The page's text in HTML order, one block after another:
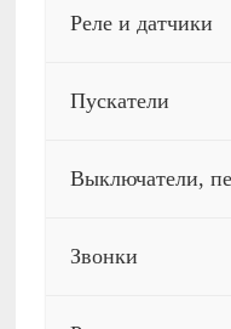
Реле и датчики
Пускатели
Выключатели,
Звонки